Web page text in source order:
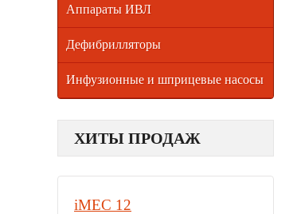
Аппараты ИВЛ
Дефибрилляторы
Инфузионные и шприцевые насосы
ХИТЫ ПРОДАЖ
iMEC 12